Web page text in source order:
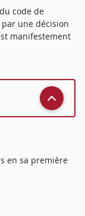
code de
une décision
manifestement
en sa première